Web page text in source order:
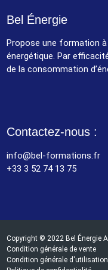
Bel Énergie
Propose une formation
énergétique. Par
de la consommation
Contactez-nous :
info@bel-formations.fr
+33 3 52 74 13 75
Copyright © 2022 Bel Énergie
Condition générale de vente
Condition générale d'utilisation